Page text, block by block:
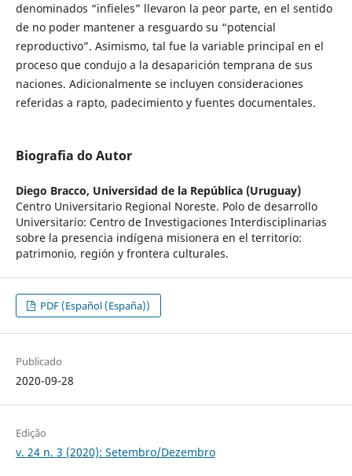
denominados “infieles” llevaron la peor parte, en el sentido
de no poder mantener a resguardo su “potencial
reproductivo”. Asimismo, tal fue la variable principal en el
proceso que condujo a la desaparición temprana de sus
naciones. Adicionalmente se incluyen consideraciones
referidas a rapto, padecimiento y fuentes documentales.
Biografia do Autor
Diego Bracco, Universidad de la República (Uruguay)
Centro Universitario Regional Noreste. Polo de desarrollo
Universitario: Centro de Investigaciones Interdisciplinarias
sobre la presencia indígena misionera en el territorio:
patrimonio, región y frontera culturales.
PDF (Español (España))
Publicado
2020-09-28
Edição
v. 24 n. 3 (2020): Setembro/Dezembro